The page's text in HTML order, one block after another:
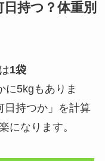
持つ？体重別
1袋
に5kgもありま
日持つか」を計算
になります。